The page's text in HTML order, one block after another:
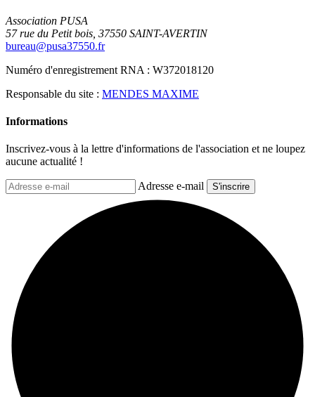
Association PUSA
57 rue du Petit bois, 37550 SAINT-AVERTIN
bureau@pusa37550.fr
Numéro d'enregistrement RNA : W372018120
Responsable du site : MENDES MAXIME
Informations
Inscrivez-vous à la lettre d'informations de l'association et ne loupez
aucune actualité !
Adresse e-mail